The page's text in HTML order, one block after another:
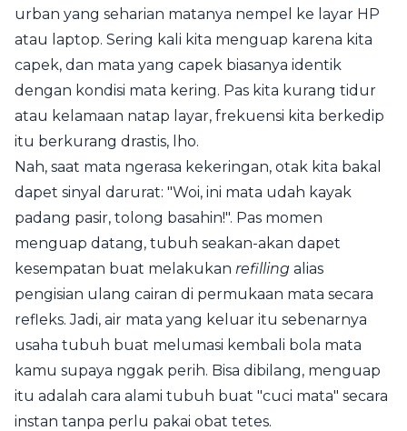
urban yang seharian matanya nempel ke layar HP
atau laptop. Sering kali kita menguap karena kita
capek, dan mata yang capek biasanya identik
dengan kondisi mata kering. Pas kita kurang tidur
atau kelamaan natap layar, frekuensi kita berkedip
itu berkurang drastis, lho.
Nah, saat mata ngerasa kekeringan, otak kita bakal
dapet sinyal darurat: "Woi, ini mata udah kayak
padang pasir, tolong basahin!". Pas momen
menguap datang, tubuh seakan-akan dapet
kesempatan buat melakukan refilling alias
pengisian ulang cairan di permukaan mata secara
refleks. Jadi, air mata yang keluar itu sebenarnya
usaha tubuh buat melumasi kembali bola mata
kamu supaya nggak perih. Bisa dibilang, menguap
itu adalah cara alami tubuh buat "cuci mata" secara
instan tanpa perlu pakai obat tetes.